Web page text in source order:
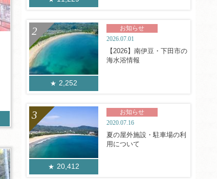
2,252
お知らせ
2026.07.01
【2026】南伊豆・下田市の
海水浴情報
20,412
お知らせ
2020.07.16
夏の屋外施設・駐車場の利
用について